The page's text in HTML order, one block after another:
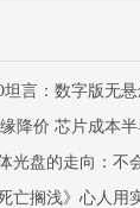
坦言：数字版无
降价 芯片成本
光盘的走向：不
亡搁浅》心人用